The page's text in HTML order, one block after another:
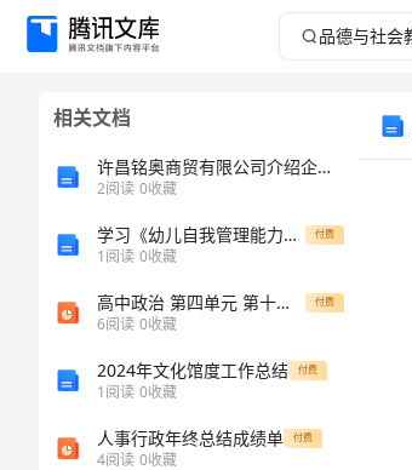
品
案：
相关文档
许昌铭奥商贸有限公司介绍企业发展分析报告
2阅读 0收藏
学习《幼儿自我管理能力培养》心得体会 付费
1阅读 0收藏
高中政治 第四单元 第十课 第二课时 思想道德修养与科学文化修养课件 新人教版必修3 付费
6阅读 0收藏
2024年文化馆度工作总结 付费
1阅读 0收藏
人事行政年终总结成绩单 付费
4阅读 0收藏